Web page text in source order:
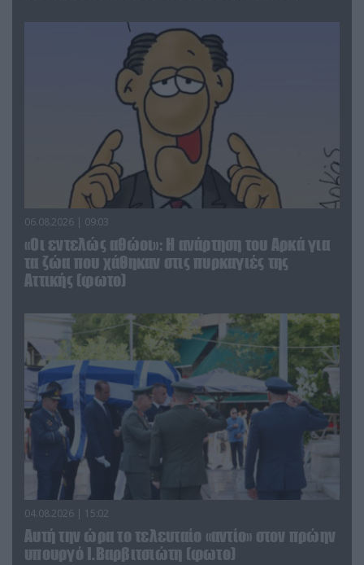
06.08.2026 | 09:03
«Οι εντελώς αθώοι»: Η ανάρτηση του Αρκά για
τα ζώα που χάθηκαν στις πυρκαγιές της
Αττικής (φωτο)
04.08.2026 | 15:02
Αυτή την ώρα το τελευταίο «αντίο» στον πρώην
υπουργό Ι.Βαρβιτσιώτη (φωτο)